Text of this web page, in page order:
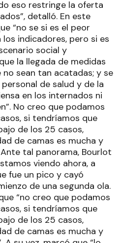
eso restringe la oferta
detalló. En este
“no se si es el peor
indicadores, pero si es
social y
la llegada de medidas
sean tan acatadas; y se
de salud y de la
en los internados ni
No creo que podamos
si tendríamos que
de los 25 casos,
de camas es mucha y
tal panorama, Bourlot
viendo ahora, a
fue un pico y cayó
de una segunda ola.
“no creo que podamos
si tendríamos que
de los 25 casos,
de camas es mucha y